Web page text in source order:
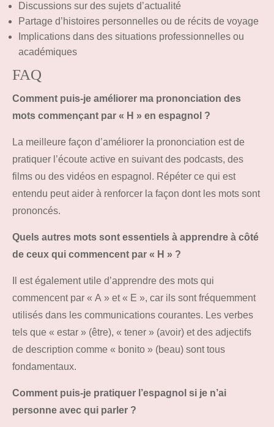
Discussions sur des sujets d’actualité
Partage d’histoires personnelles ou de récits de voyage
Implications dans des situations professionnelles ou
académiques
FAQ
Comment puis-je améliorer ma prononciation des
mots commençant par « H » en espagnol ?
La meilleure façon d’améliorer la prononciation est de
pratiquer l’écoute active en suivant des podcasts, des
films ou des vidéos en espagnol. Répéter ce qui est
entendu peut aider à renforcer la façon dont les mots sont
prononcés.
Quels autres mots sont essentiels à apprendre à côté
de ceux qui commencent par « H » ?
Il est également utile d’apprendre des mots qui
commencent par « A » et « E », car ils sont fréquemment
utilisés dans les communications courantes. Les verbes
tels que « estar » (être), « tener » (avoir) et des adjectifs
de description comme « bonito » (beau) sont tous
fondamentaux.
Comment puis-je pratiquer l’espagnol si je n’ai
personne avec qui parler ?